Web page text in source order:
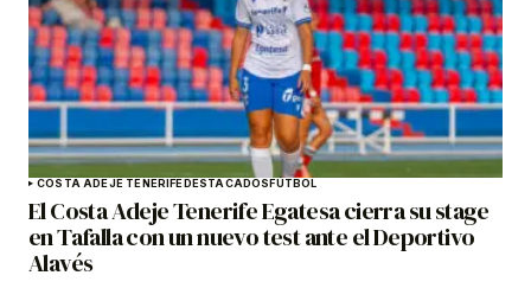
COSTA ADEJE TENERIFEDESTACADOSFÚTBOL
El Costa Adeje Tenerife Egatesa cierra su stage
en Tafalla con un nuevo test ante el Deportivo
Alavés